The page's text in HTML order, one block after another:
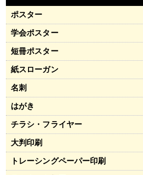
ポスター
学会ポスター
短冊ポスター
紙スローガン
名刺
はがき
チラシ・フライヤー
大判印刷
トレーシングペーパー印刷